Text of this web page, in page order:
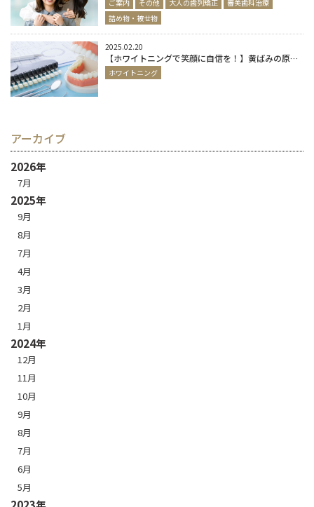
ご案内 その他 大人の歯列矯正
審美歯科治療
詰め物・被せ物
2025.02.20
【ホワイトニングで笑顔に自信を！】黄ばみの原因から治療法、当院のおすすめポイントまで徹底解説
ホワイトニング
アーカイブ
2026年
7月
2025年
9月
8月
7月
4月
3月
2月
1月
2024年
12月
11月
10月
9月
8月
7月
6月
5月